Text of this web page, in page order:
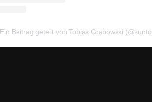
Ein Beitrag geteilt von Tobias Grabowski